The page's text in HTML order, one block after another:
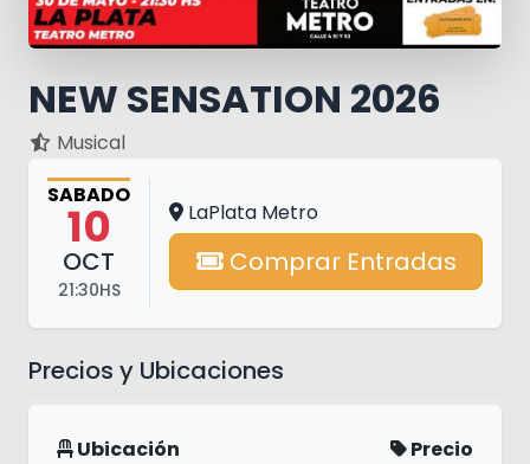
NEW SENSATION 2026
Musical
SABADO
10
OCT
21:30HS
LaPlata Metro
Comprar Entradas
Precios y Ubicaciones
Ubicación
Precio